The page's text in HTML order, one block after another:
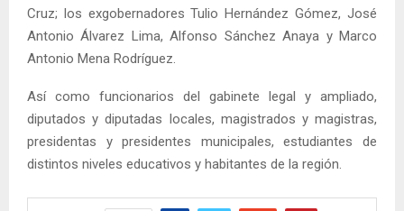
Cruz; los exgobernadores Tulio Hernández Gómez, José
Antonio Álvarez Lima, Alfonso Sánchez Anaya y Marco
Antonio Mena Rodríguez.
Así como funcionarios del gabinete legal y ampliado,
diputados y diputadas locales, magistrados y magistras,
presidentas y presidentes municipales, estudiantes de
distintos niveles educativos y habitantes de la región.